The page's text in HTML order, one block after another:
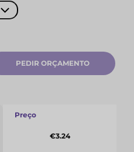
PEDIR ORÇAMENTO
Preço
€3.24